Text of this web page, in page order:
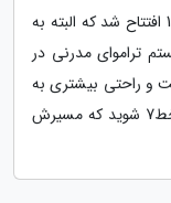
10) استکهلم، سوئداولین خط تراموا در سال 1877 افتتاح شد که البته به
تراموای مدرنی در
و راحتی بیشتری به
گشت و گذار پرداخت. پیشنهاد می کنیم سوار خط7 شوید که مسیرش